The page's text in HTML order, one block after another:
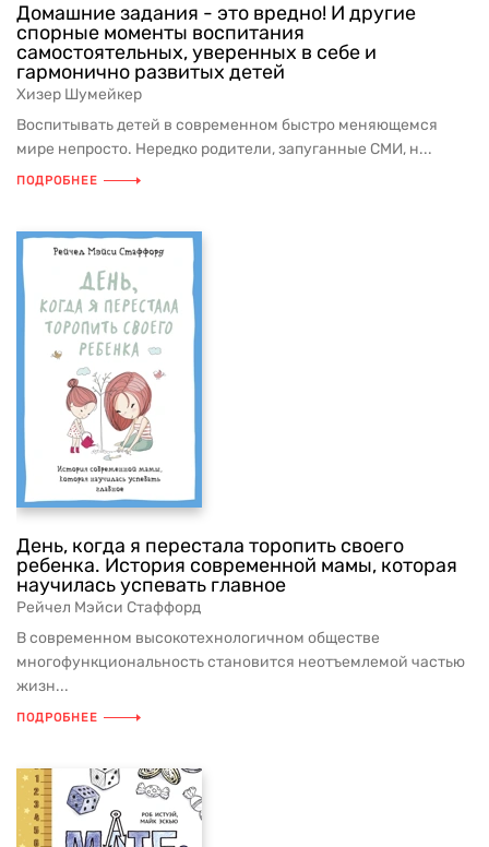
Домашние задания - это вредно! И другие
спорные моменты воспитания
самостоятельных, уверенных в себе и
гармонично развитых детей
Хизер Шумейкер
Воспитывать детей в современном быстро меняющемся
мире непросто. Нередко родители, запуганные СМИ, н...
ПОДРОБНЕЕ
День, когда я перестала торопить своего
ребенка. История современной мамы, которая
научилась успевать главное
Рейчел Мэйси Стаффорд
В современном высокотехнологичном обществе
многофункциональность становится неотъемлемой частью
жизн...
ПОДРОБНЕЕ